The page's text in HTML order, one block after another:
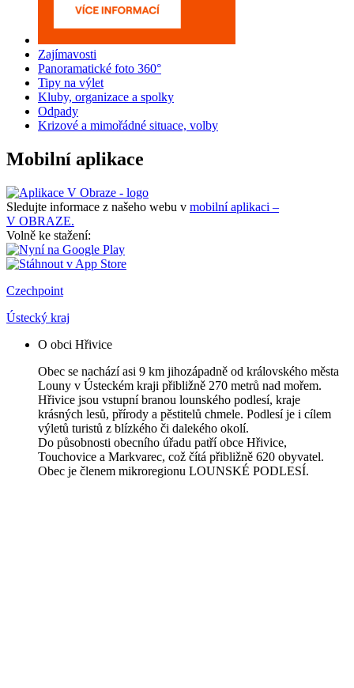
Zajímavosti
Panoramatické foto 360°
Tipy na výlet
Kluby, organizace a spolky
Odpady
Krizové a mimořádné situace, volby
Mobilní aplikace
Sledujte informace z našeho webu v mobilní aplikaci –
V OBRAZE.
Volně ke stažení:
Czechpoint
Ústecký kraj
O obci Hřivice
Obec se nachází asi 9 km jihozápadně od královského města
Louny v Ústeckém kraji přibližně 270 metrů nad mořem.
Hřivice jsou vstupní branou lounského podlesí, kraje
krásných lesů, přírody a pěstitelů chmele. Podlesí je i cílem
výletů turistů z blízkého či dalekého okolí.
Do působnosti obecního úřadu patří obce Hřivice,
Touchovice a Markvarec, což čítá přibližně 620 obyvatel.
Obec je členem mikroregionu LOUNSKÉ PODLESÍ.